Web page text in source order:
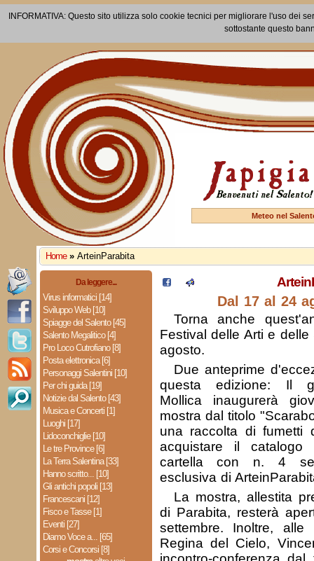
INFORMATIVA: Questo sito utilizza solo cookie tecnici per migliorare l'uso dei
sottostante questo
Meteo nel
Home » ArteinParabita
Da leggere...
Virus informatici [14]
Sviluppo Web [10]
Spiagge del Salento [45]
Salento Megalitico [4]
Pro Loco Cutrofiano [8]
Posta elettronica [6]
Personaggi Salentini [10]
Per chi guida [19]
Notizie dal Salento [43]
Musica e Concerti [1]
Luoghi [17]
Lidoconchiglie [10]
Le tre Province [6]
La Terra Salentina [33]
Hanno scritto... [10]
Gli antichi popoli [13]
Francescani [12]
Fisco e Tasse [1]
Eventi [27]
Diamo Voce a... [65]
Corsi e Concorsi [8]
Dal 17 al 24
Torna anche
Festival delle Arti e
agosto.
Due anteprime
questa edizione: Il
Mollica inaugurerà
mostra dal titolo
una raccolta di fumetti
acquistare il
cartella con n. 4
esclusiva di
La mostra, allestita
di Parabita, resterà
settembre. Inoltre,
Regina del Cielo,